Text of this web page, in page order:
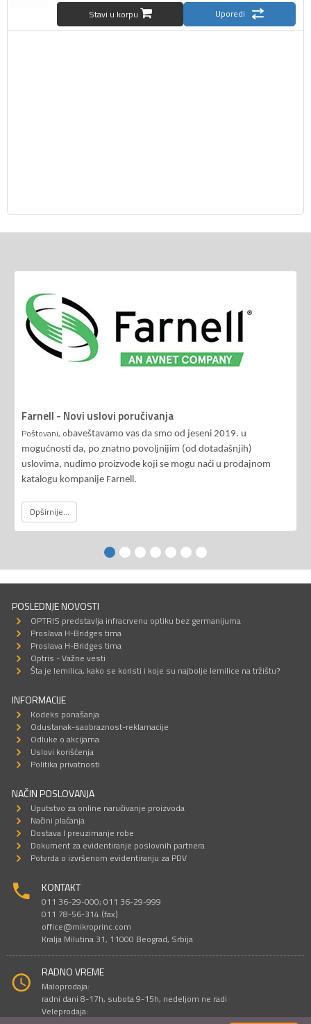
Stavi u korpu Uporedi
Farnell - Novi uslovi poručivanja
Poštovani, obaveštavamo vas da smo od jeseni 2019. u
mogućnosti da, po znatno povoljnijim (od dotadašnjih)
uslovima, nudimo proizvode koji se mogu naći u prodajnom
katalogu kompanije Farnell.
Opširnije...
POSLEDNJE NOVOSTI
OPTRIS predstavlja infracrvenu optiku bez germanijuma
Proslava H-Bridges tima
Proslava H-Bridges tima
Optris - Važne vesti
Šta je lemilica, kako se koristi i koje su najbolje lemilice na tržištu?
INFORMACIJE
Kodeks ponašanja
Odustanak-saobraznost-reklamacije
Odluke o akcijama
Uslovi korišćenja
Politika privatnosti
NAČIN POSLOVANJA
Uputstvo za online naručivanje proizvoda
Načini plaćanja
Dostava I preuzimanje robe
Dokument za evidentiranje poslovnih partnera
Potvrda o izvršenom evidentiranju za PDV
KONTAKT
011 36-29-000; 011 36-29-999
011 78-56-314 (fax)
office@mikroprinc.com
Kralja Milutina 31, 11000 Beograd, Srbija
RADNO VREME
Maloprodaja:
radni dani 8-17h, subota 9-15h, nedeljom ne radi
Veleprodaja: